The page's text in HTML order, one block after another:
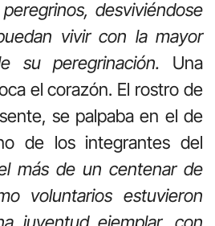
desviviéndose
vivir con la mayor
su peregrinación. Una
el corazón. El rostro de
se palpaba en el de
de los integrantes del
más de un centenar de
voluntarios estuvieron